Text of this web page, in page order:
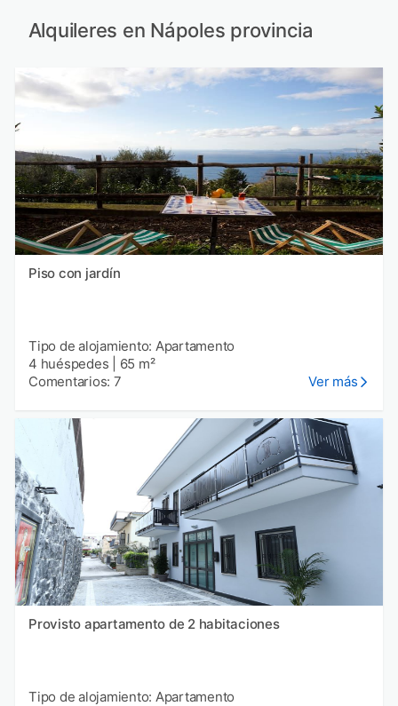
Alquileres en Nápoles provincia
Piso con jardín
Tipo de alojamiento: Apartamento
4 huéspedes
65 m²
Comentarios: 7
Ver más
Provisto apartamento de 2 habitaciones
Tipo de alojamiento: Apartamento